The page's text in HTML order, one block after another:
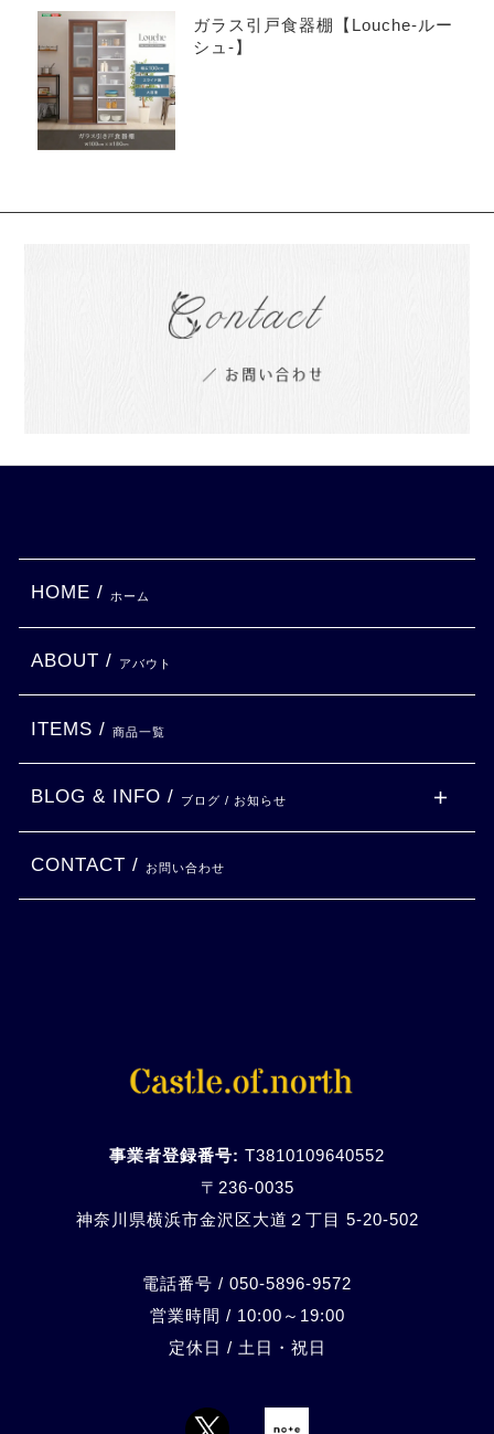
ガラス引戸食器棚【Louche-ルー
シュ-】
事業者登録番号: T3810109640552
〒236-0035
神奈川県横浜市金沢区大道２丁目 5-20-502
電話番号 / 050-5896-9572
営業時間 / 10:00～19:00
定休日 / 土日・祝日
HOME / ホーム
ABOUT / アバウト
ITEMS / 商品一覧
BLOG & INFO / ブログ / お知らせ
CONTACT / お問い合わせ